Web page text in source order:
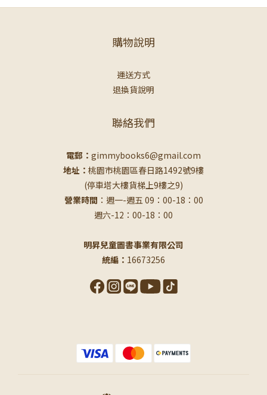
購物說明
運送方式
退換貨說明
聯絡我們
電郵： gimmybooks6@gmail.com
地址： 桃園市桃園區春日路1492號9樓
(停車塔大樓貨梯上9樓之9)
營業時間 ：週一-週五 09：00-18：00
週六-12：00-18：00
明昇兒童圖書事業有限公司
統編： 16673256